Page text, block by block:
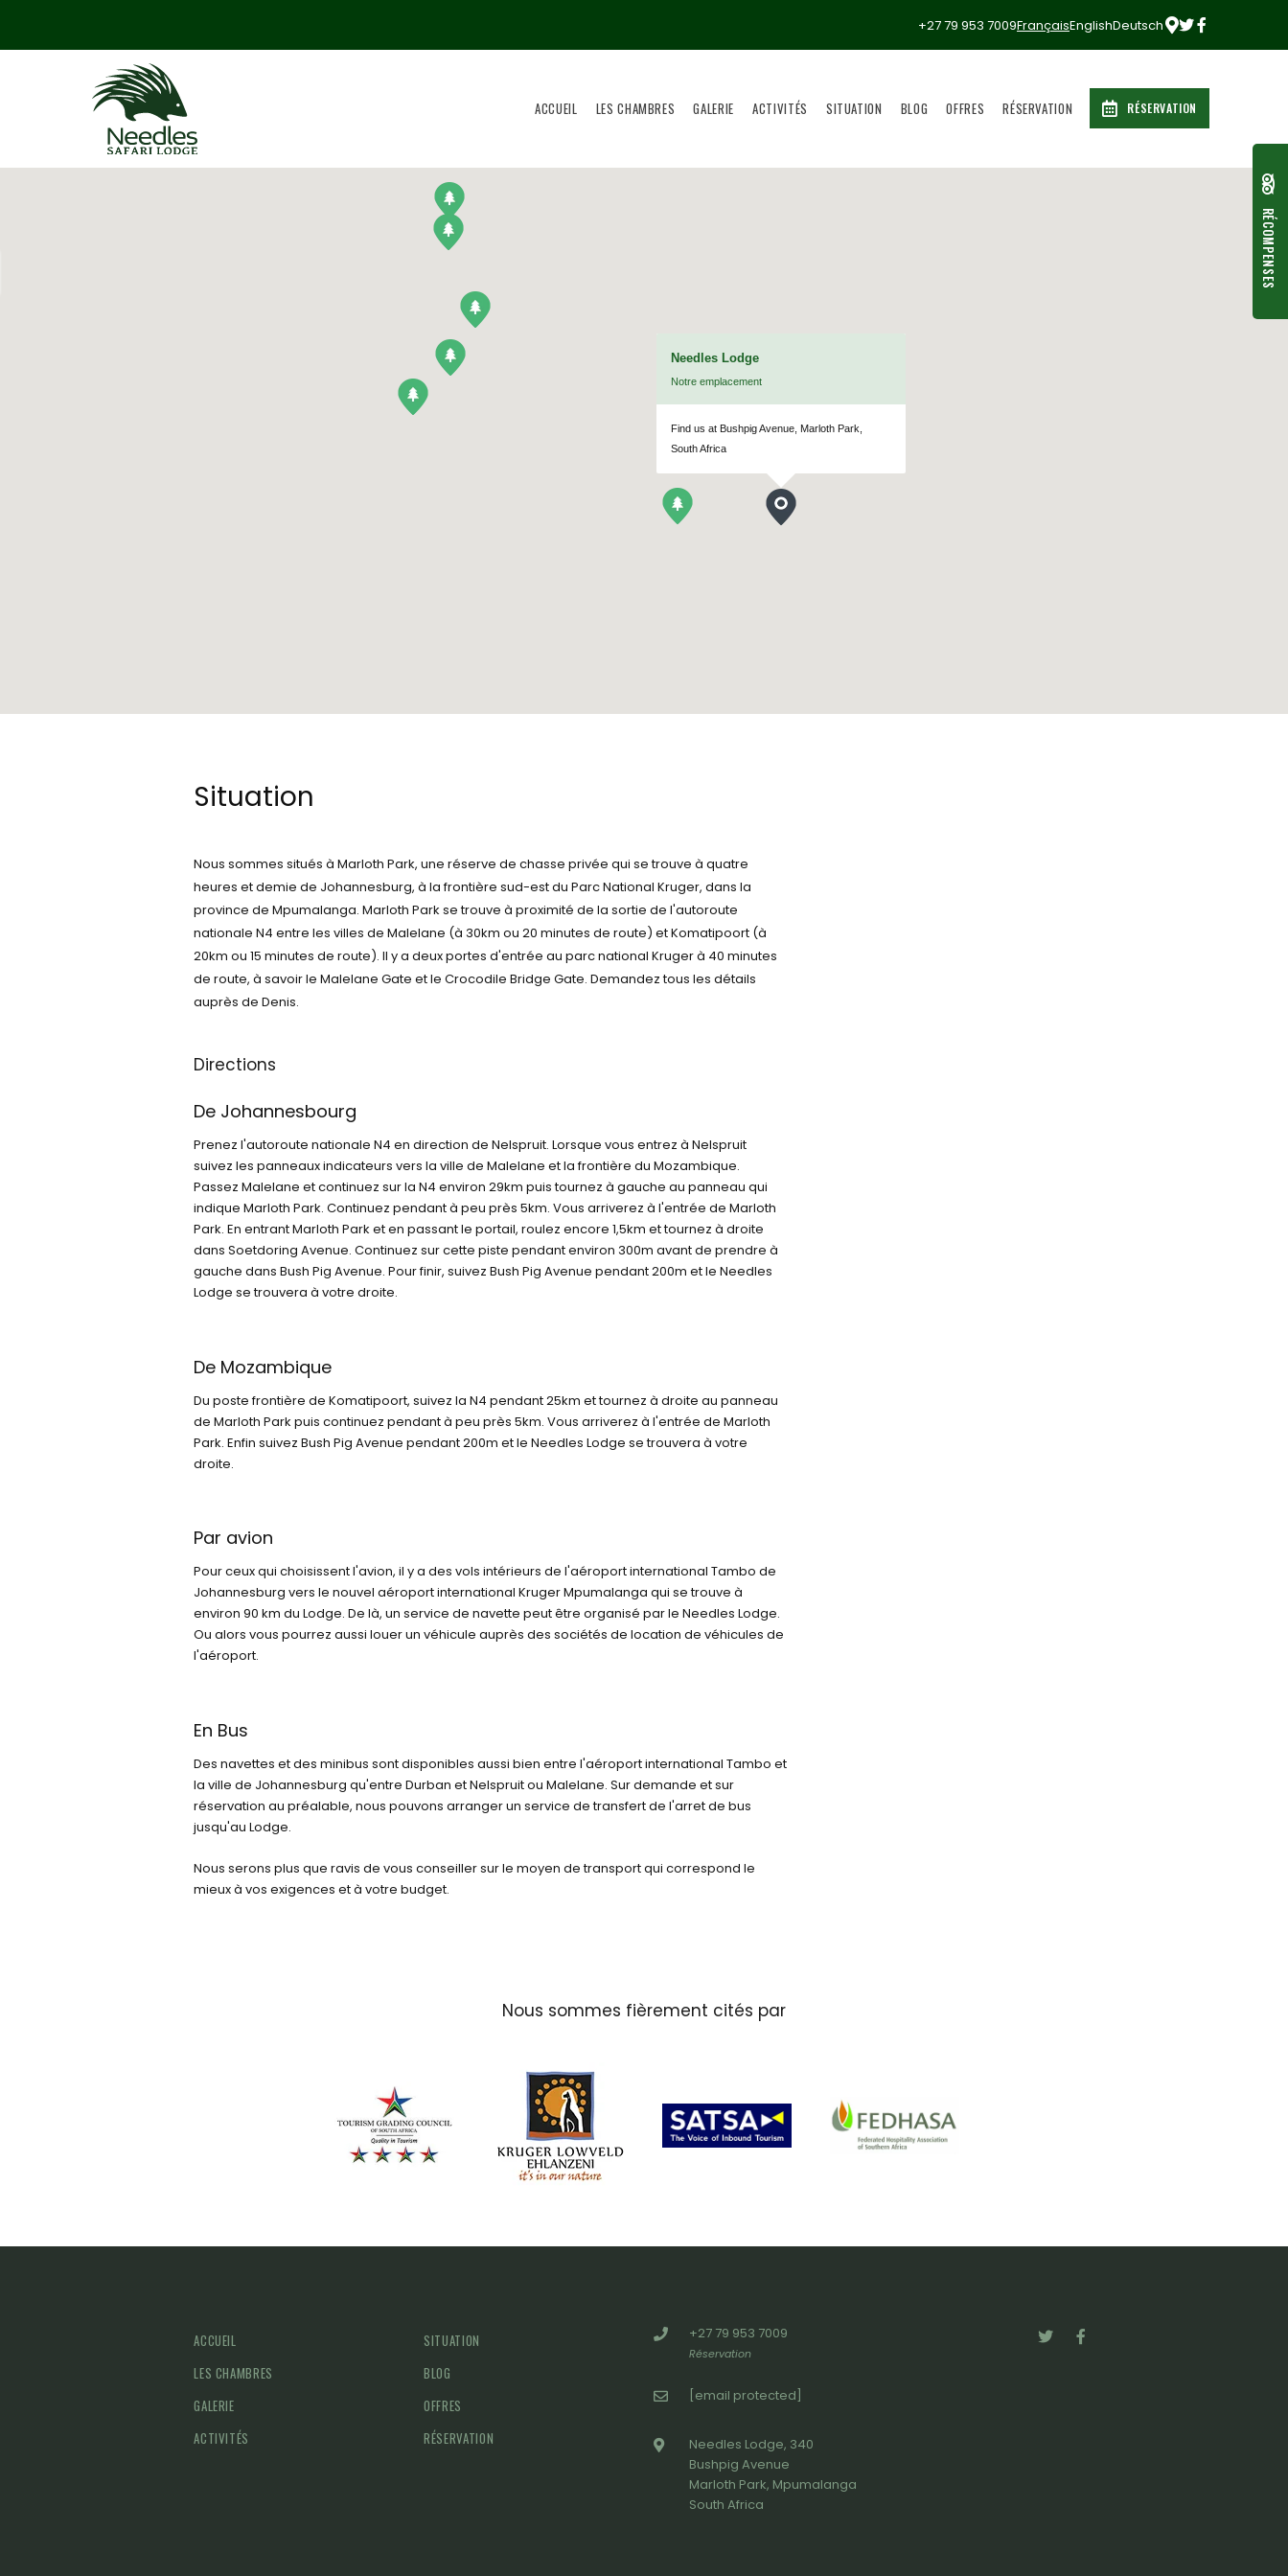
FrançaisEnglishDeutsch
+27 79 953 7009
RÉSERVATION
ACCUEIL LES CHAMBRES GALERIE ACTIVITÉS SITUATION BLOG OFFRES RÉSERVATION
Needles Lodge
Notre emplacement
Find us at Bushpig Avenue, Marloth Park,
South Africa
Situation
Nous sommes situés à Marloth Park, une réserve de chasse privée qui se trouve à quatre
heures et demie de Johannesburg, à la frontière sud-est du Parc National Kruger, dans la
province de Mpumalanga. Marloth Park se trouve à proximité de la sortie de l'autoroute
nationale N4 entre les villes de Malelane (à 30km ou 20 minutes de route) et Komatipoort (à
20km ou 15 minutes de route). Il y a deux portes d'entrée au parc national Kruger à 40 minutes
de route, à savoir le Malelane Gate et le Crocodile Bridge Gate. Demandez tous les détails
auprès de Denis.
Directions
De Johannesbourg
Prenez l'autoroute nationale N4 en direction de Nelspruit. Lorsque vous entrez à Nelspruit
suivez les panneaux indicateurs vers la ville de Malelane et la frontière du Mozambique.
Passez Malelane et continuez sur la N4 environ 29km puis tournez à gauche au panneau qui
indique Marloth Park. Continuez pendant à peu près 5km. Vous arriverez à l'entrée de Marloth
Park. En entrant Marloth Park et en passant le portail, roulez encore 1,5km et tournez à droite
dans Soetdoring Avenue. Continuez sur cette piste pendant environ 300m avant de prendre à
gauche dans Bush Pig Avenue. Pour finir, suivez Bush Pig Avenue pendant 200m et le Needles
Lodge se trouvera à votre droite.
De Mozambique
Du poste frontière de Komatipoort, suivez la N4 pendant 25km et tournez à droite au panneau
de Marloth Park puis continuez pendant à peu près 5km. Vous arriverez à l'entrée de Marloth
Park. Enfin suivez Bush Pig Avenue pendant 200m et le Needles Lodge se trouvera à votre
droite.
Par avion
Pour ceux qui choisissent l'avion, il y a des vols intérieurs de l'aéroport international Tambo de
Johannesburg vers le nouvel aéroport international Kruger Mpumalanga qui se trouve à
environ 90 km du Lodge. De là, un service de navette peut être organisé par le Needles Lodge.
Ou alors vous pourrez aussi louer un véhicule auprès des sociétés de location de véhicules de
l'aéroport.
En Bus
Des navettes et des minibus sont disponibles aussi bien entre l'aéroport international Tambo et
la ville de Johannesburg qu'entre Durban et Nelspruit ou Malelane. Sur demande et sur
réservation au préalable, nous pouvons arranger un service de transfert de l'arret de bus
jusqu'au Lodge.
Nous serons plus que ravis de vous conseiller sur le moyen de transport qui correspond le
mieux à vos exigences et à votre budget.
Nous sommes fièrement cités par
ACCUEIL
LES CHAMBRES
GALERIE
ACTIVITÉS
SITUATION
BLOG
OFFRES
RÉSERVATION
+27 79 953 7009
Réservation
[email protected]
Needles Lodge, 340
Bushpig Avenue
Marloth Park, Mpumalanga
South Africa
RÉCOMPENSES